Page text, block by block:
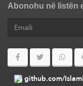
Abonohu në listën
github.com/